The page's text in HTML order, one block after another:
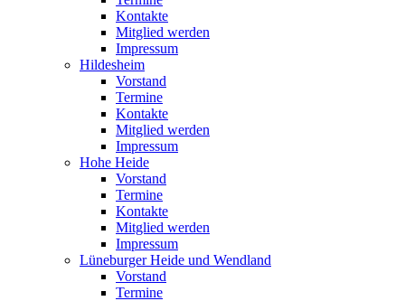
Kontakte
Mitglied werden
Impressum
Hildesheim
Vorstand
Termine
Kontakte
Mitglied werden
Impressum
Hohe Heide
Vorstand
Termine
Kontakte
Mitglied werden
Impressum
Lüneburger Heide und Wendland
Vorstand
Termine